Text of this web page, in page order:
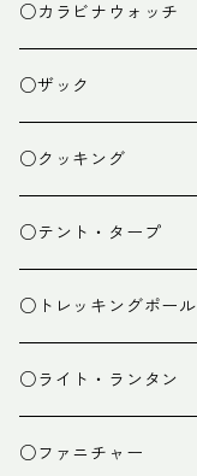
○カラビナウォッチ
○ザック
ザック
スタッフバッグ
ザック小物
○クッキング
クッカー
バーナー
カトラリー
クッキング小物
○テント・タープ
テント
タープ
ペグ・ハンマー・小物
○トレッキングポール
○ライト・ランタン
ライト
○ファニチャー